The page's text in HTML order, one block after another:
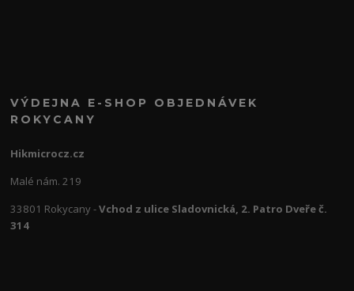
VÝDEJNA E-SHOP OBJEDNÁVEK
ROKYCANY
Hikmicrocz.cz
Malé nám. 219
33801 Rokycany -Vchod z ulice Sladovnická, 2. Patro Dveře č.
314